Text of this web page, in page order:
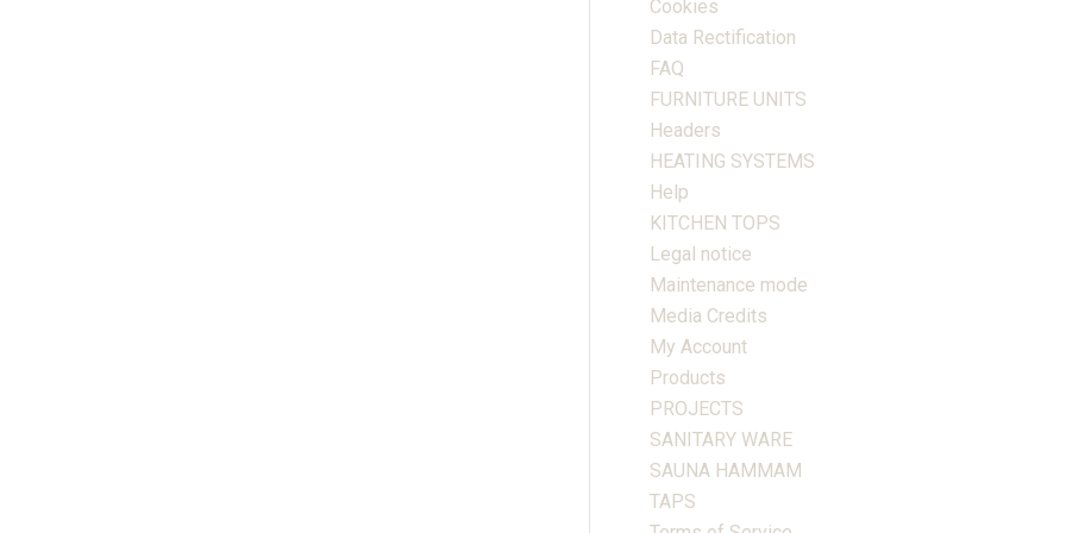
Cookies
Data Rectification
FAQ
FURNITURE UNITS
Headers
HEATING SYSTEMS
Help
KITCHEN TOPS
Legal notice
Maintenance mode
Media Credits
My Account
Products
PROJECTS
SANITARY WARE
SAUNA HAMMAM
TAPS